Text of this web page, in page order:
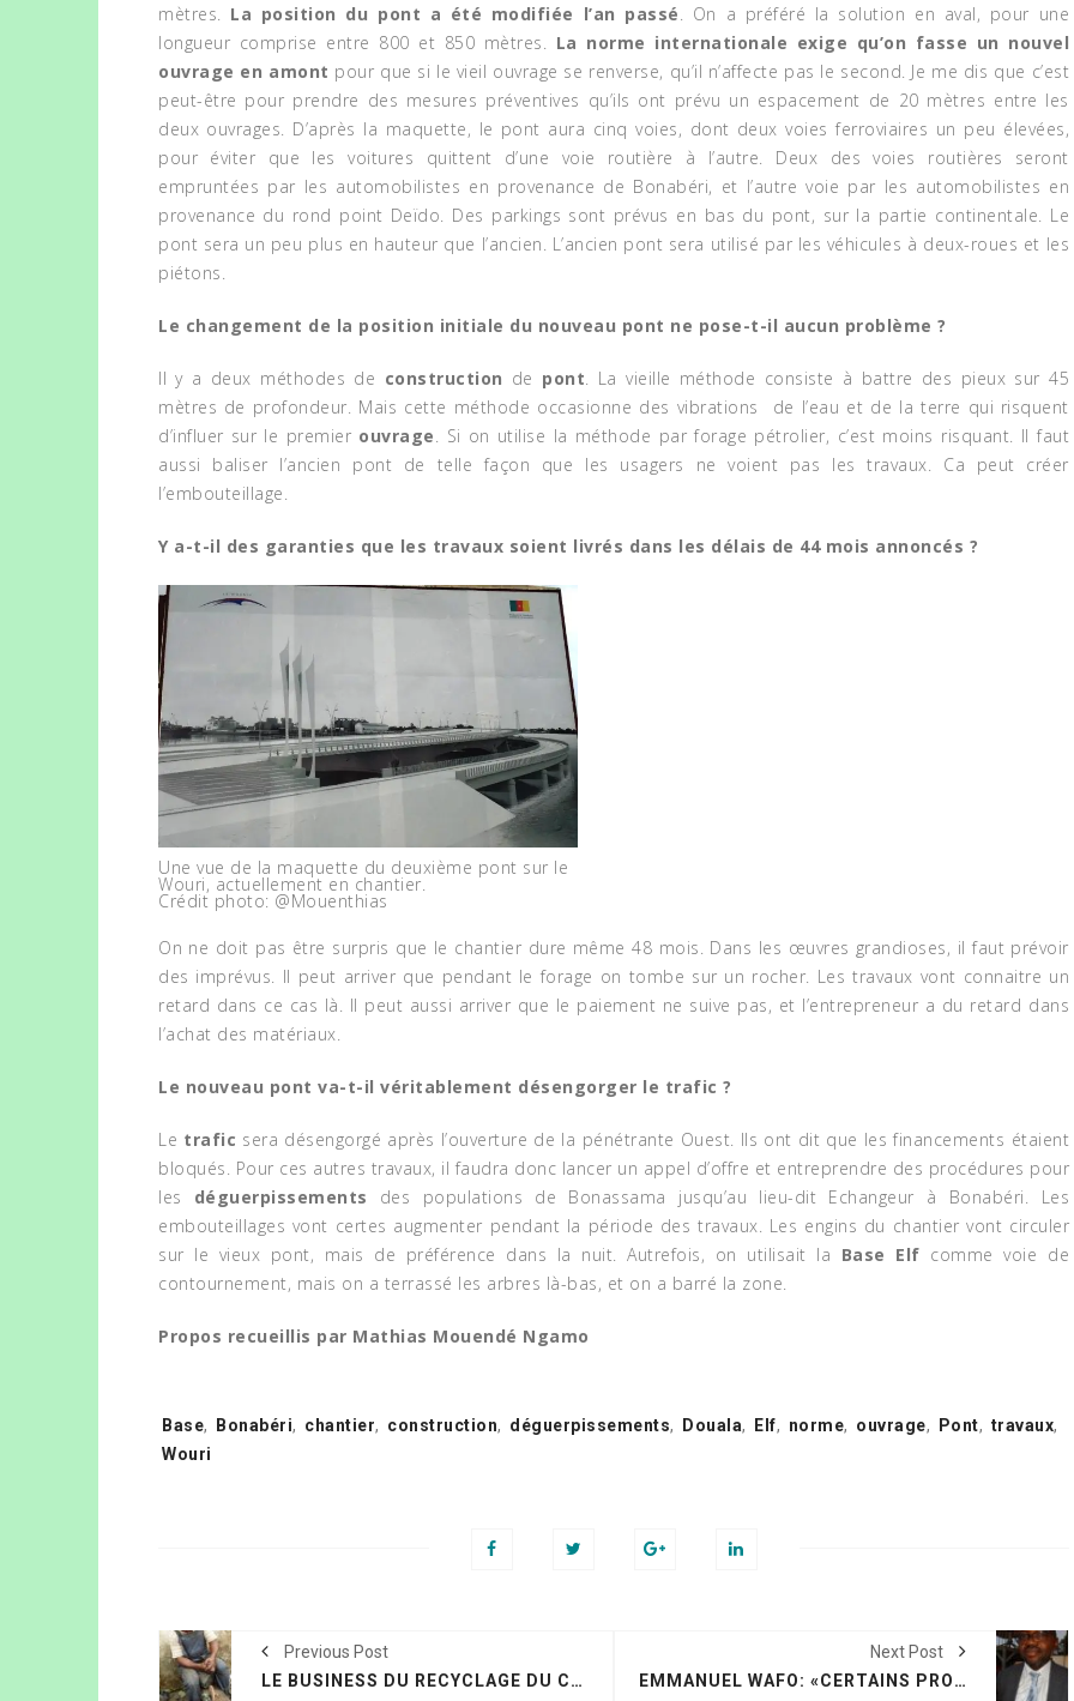
mètres. La position du pont a été modifiée l’an passé. On a préféré la solution en aval, pour une
longueur comprise entre 800 et 850 mètres. La norme internationale exige qu’on fasse un nouvel
ouvrage en amont pour que si le vieil ouvrage se renverse, qu’il n’affecte pas le second. Je me dis que c’est
peut-être pour prendre des mesures préventives qu’ils ont prévu un espacement de 20 mètres entre les
deux ouvrages. D’après la maquette, le pont aura cinq voies, dont deux voies ferroviaires un peu élevées,
pour éviter que les voitures quittent d’une voie routière à l’autre. Deux des voies routières seront
empruntées par les automobilistes en provenance de Bonabéri, et l’autre voie par les automobilistes en
provenance du rond point Deïdo. Des parkings sont prévus en bas du pont, sur la partie continentale. Le
pont sera un peu plus en hauteur que l’ancien. L’ancien pont sera utilisé par les véhicules à deux-roues et les
piétons.
Le changement de la position initiale du nouveau pont ne pose-t-il aucun problème ?
Il y a deux méthodes de construction de pont. La vieille méthode consiste à battre des pieux sur 45
mètres de profondeur. Mais cette méthode occasionne des vibrations de l’eau et de la terre qui risquent
d’influer sur le premier ouvrage. Si on utilise la méthode par forage pétrolier, c’est moins risquant. Il faut
aussi baliser l’ancien pont de telle façon que les usagers ne voient pas les travaux. Ca peut créer
l’embouteillage.
Y a-t-il des garanties que les travaux soient livrés dans les délais de 44 mois annoncés ?
Une vue de la maquette du deuxième pont sur le
Wouri, actuellement en chantier.
Crédit photo: @Mouenthias
On ne doit pas être surpris que le chantier dure même 48 mois. Dans les œuvres grandioses, il faut prévoir
des imprévus. Il peut arriver que pendant le forage on tombe sur un rocher. Les travaux vont connaitre un
retard dans ce cas là. Il peut aussi arriver que le paiement ne suive pas, et l’entrepreneur a du retard dans
l’achat des matériaux.
Le nouveau pont va-t-il véritablement désengorger le trafic ?
Le trafic sera désengorgé après l’ouverture de la pénétrante Ouest. Ils ont dit que les financements étaient
bloqués. Pour ces autres travaux, il faudra donc lancer un appel d’offre et entreprendre des procédures pour
les déguerpissements des populations de Bonassama jusqu’au lieu-dit Echangeur à Bonabéri. Les
embouteillages vont certes augmenter pendant la période des travaux. Les engins du chantier vont circuler
sur le vieux pont, mais de préférence dans la nuit. Autrefois, on utilisait la Base Elf comme voie de
contournement, mais on a terrassé les arbres là-bas, et on a barré la zone.
Propos recueillis par Mathias Mouendé Ngamo
Tags:
Base, Bonabéri, chantier, construction, déguerpissements, Douala, Elf, norme, ouvrage, Pont, travaux,
Wouri
Previous Post
LE BUSINESS DU RECYCLAGE DU CAOUTCHOUC
Next Post
EMMANUEL WAFO: «CERTAINS PRODUCTEURS D’EMBALLAGES PLASTIQUES NE SONT PAS PRÊTS»
AU CAMEROUN, TROIS
TRAFIQUANTS ARRÊTÉS
EN POSSESSION DE 60
PERROQUETS GRIS À
QUEUE ROUGE
NEWS December 24, 2025
A IBOTI, LE TOURNOI DE
POUR PROTÉGER LA
FORÊT D’EBO
MATHIAS MOUENDÉ
NGAMO : « LES
PARTIE DE LA SOLUTION
value of type bool in
/home/clients/424d0c03cbb48bc7c0cbb6ad7017c510/biocamer/wp-
content/themes/flownews/framework/global-
functions.php on line127
CORONAVIRUS: LE
GROUPE SABC
SOUTIENT LES
HÔPITAUX RÉGIONAUX
DANS LA RIPOSTE
DÉCHETS PLASTIQUES
INITIATIVES BIO
GÂTEAUX ET JUS « BIO
À BASE DE MANIOC,
PATATE ET PLANTAIN